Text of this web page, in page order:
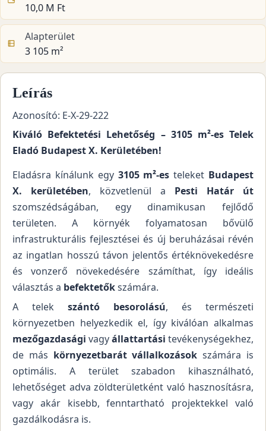
10,0 M Ft
Alapterület
3 105 m²
Leírás
Azonosító: E-X-29-222
Kiváló Befektetési Lehetőség – 3105 m²-es Telek
Eladó Budapest X. Kerületében!
Eladásra kínálunk egy 3105 m²-es teleket Budapest
X. kerületében, közvetlenül a Pesti Határ út
szomszédságában, egy dinamikusan fejlődő
területen. A környék folyamatosan bővülő
infrastrukturális fejlesztései és új beruházásai révén
az ingatlan hosszú távon jelentős értéknövekedésre
és vonzerő növekedésére számíthat, így ideális
választás a befektetőkszámára.
A telek szántó besorolású, és természeti
környezetben helyezkedik el, így kiválóan alkalmas
mezőgazdasági vagyállattartási tevékenységekhez,
de más környezetbarát vállalkozások számára is
optimális. A terület szabadon kihasználható,
lehetőséget adva zöldterületként való hasznosításra,
vagy akár kisebb, fenntartható projektekkel való
gazdálkodásra is.